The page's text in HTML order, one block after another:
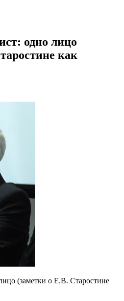
одно лицо
как
(заметки о Е.В. Старостине